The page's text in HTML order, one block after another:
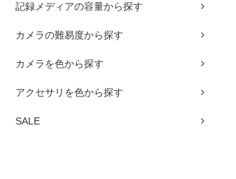
記録メディアの容量から探す
カメラの難易度から探す
カメラを色から探す
アクセサリを色から探す
SALE